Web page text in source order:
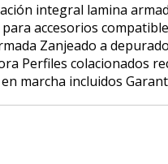
integral lamina
accesorios
Zanjeado a
Perfiles colacionados
marcha incluidos